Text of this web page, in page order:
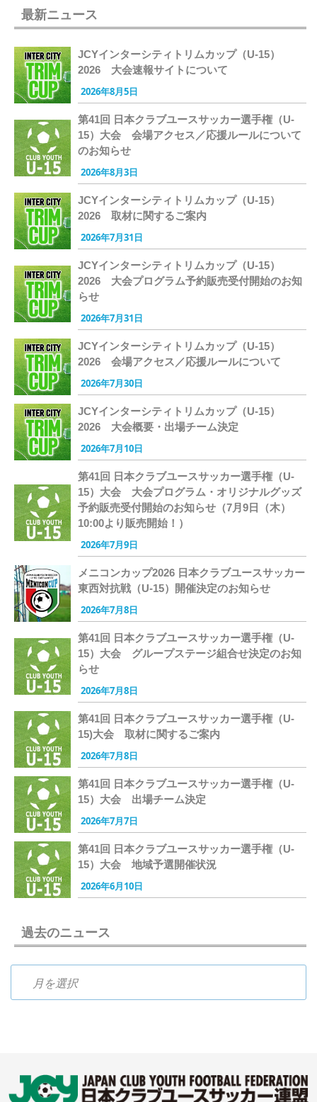
最新ニュース
JCYインターシティトリムカップ（U-15）
2026 大会速報サイトについて
2026年8月5日
第41回 日本クラブユースサッカー選手権（U-
15）大会 会場アクセス／応援ルールについて
のお知らせ
2026年8月3日
JCYインターシティトリムカップ（U-15）
2026 取材に関するご案内
2026年7月31日
JCYインターシティトリムカップ（U-15）
2026 大会プログラム予約販売受付開始のお知
らせ
2026年7月31日
JCYインターシティトリムカップ（U-15）
2026 会場アクセス／応援ルールについて
2026年7月30日
JCYインターシティトリムカップ（U-15）
2026 大会概要・出場チーム決定
2026年7月10日
第41回 日本クラブユースサッカー選手権（U-
15）大会 大会プログラム・オリジナルグッズ
予約販売受付開始のお知らせ（7月9日（木）
10:00より販売開始！）
2026年7月9日
メニコンカップ2026 日本クラブユースサッカー
東西対抗戦（U-15）開催決定のお知らせ
2026年7月8日
第41回 日本クラブユースサッカー選手権（U-
15）大会 グループステージ組合せ決定のお知
らせ
2026年7月8日
第41回 日本クラブユースサッカー選手権（U-
15)大会 取材に関するご案内
2026年7月8日
第41回 日本クラブユースサッカー選手権（U-
15）大会 出場チーム決定
2026年7月7日
第41回 日本クラブユースサッカー選手権（U-
15）大会 地域予選開催状況
2026年6月10日
過去のニュース
過去のニュース